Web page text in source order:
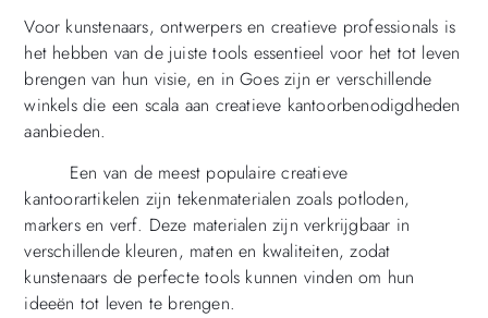
Voor kunstenaars, ontwerpers en creatieve professionals is
het hebben van de juiste tools essentieel voor het tot leven
brengen van hun visie, en in Goes zijn er verschillende
winkels die een scala aan creatieve kantoorbenodigdheden
aanbieden.
Een van de meest populaire creatieve
kantoorartikelen zijn tekenmaterialen zoals potloden,
markers en verf. Deze materialen zijn verkrijgbaar in
verschillende kleuren, maten en kwaliteiten, zodat
kunstenaars de perfecte tools kunnen vinden om hun
ideeën tot leven te brengen.